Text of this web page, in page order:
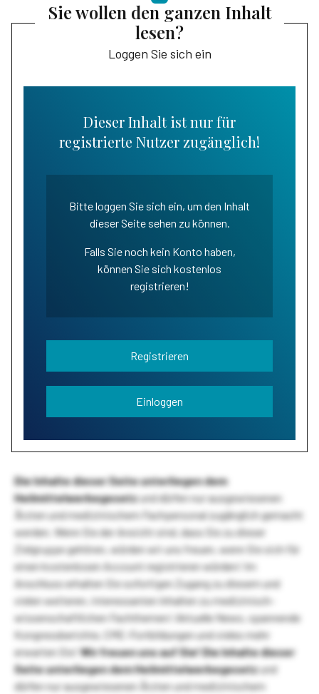
Sie wollen den ganzen Inhalt
lesen?
Loggen Sie sich ein
Dieser Inhalt ist nur für
registrierte Nutzer zugänglich!
Bitte loggen Sie sich ein, um den Inhalt
dieser Seite sehen zu können.
Falls Sie noch kein Konto haben,
können Sie sich kostenlos
registrieren!
Registrieren
Einloggen
Die Inhalte dieser Seite unterliegen dem
Heilmittelwerbegesetzund dürfen nur ausgewiesenen
Ärzten und medizinischem Fachpersonal zugänglich gemacht
werden. Wenn Sie der Ansicht sind, dass Sie zu dieser
Zielgruppe gehören, würden wir uns freuen, wenn Sie sich für
einen kostenlosen Account registrieren würden! Im
Anschluss erhalten Sie sofortigen Zugang zu diesem und
vielen weiteren, interessanten Inhalten zu medizinisch-
wissenschaftlichen Fachthemen! Aktuelle News, spannende
Kongressberichte, CME-Fortbildungen und vieles mehr
erwarten Sie!Wir freuen uns auf Sie!Die Inhalte dieser
Seite unterliegen dem Heilmittelwerbegesetzund
dürfen nur ausgewiesenen Ärzten und medizinischem